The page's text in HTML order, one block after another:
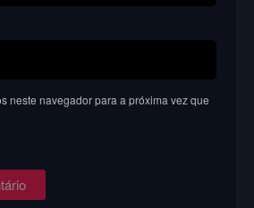
neste navegador para a próxima vez que